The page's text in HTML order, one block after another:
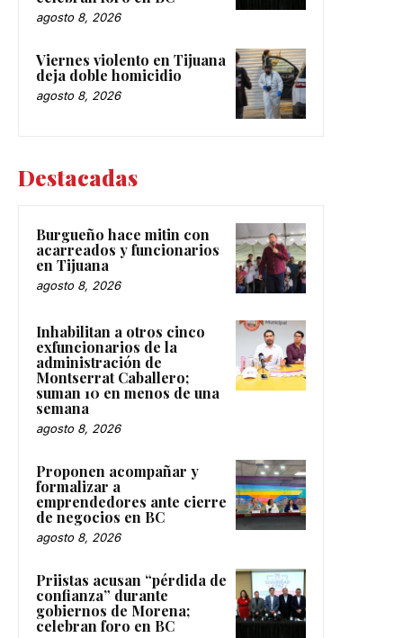
agosto 8, 2026
Viernes violento en Tijuana
deja doble homicidio
agosto 8, 2026
Destacadas
Burgueño hace mitin con
acarreados y funcionarios
en Tijuana
agosto 8, 2026
Inhabilitan a otros cinco
exfuncionarios de la
administración de
Montserrat Caballero;
suman 10 en menos de una
semana
agosto 8, 2026
Proponen acompañar y
formalizar a
emprendedores ante cierre
de negocios en BC
agosto 8, 2026
Priistas acusan “pérdida de
confianza” durante
gobiernos de Morena;
celebran foro en BC